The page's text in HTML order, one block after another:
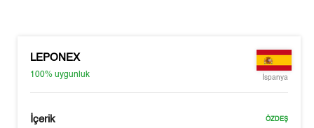
LEPONEX
100%uygunluk İspanya
İçerik ÖZDEŞ